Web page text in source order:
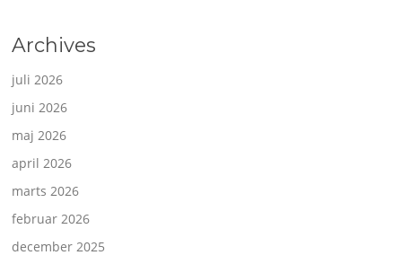
Archives
juli 2026
juni 2026
maj 2026
april 2026
marts 2026
februar 2026
december 2025